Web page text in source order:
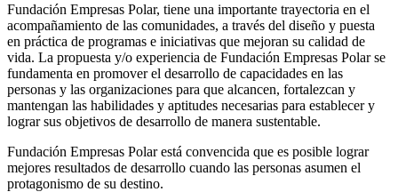
Fundación Empresas Polar, tiene una importante trayectoria en el
acompañamiento de las comunidades, a través del diseño y puesta
en práctica de programas e iniciativas que mejoran su calidad de
vida. La propuesta y/o experiencia de Fundación Empresas Polar se
fundamenta en promover el desarrollo de capacidades en las
personas y las organizaciones para que alcancen, fortalezcan y
mantengan las habilidades y aptitudes necesarias para establecer y
lograr sus objetivos de desarrollo de manera sustentable.
Fundación Empresas Polar está convencida que es posible lograr
mejores resultados de desarrollo cuando las personas asumen el
protagonismo de su destino.